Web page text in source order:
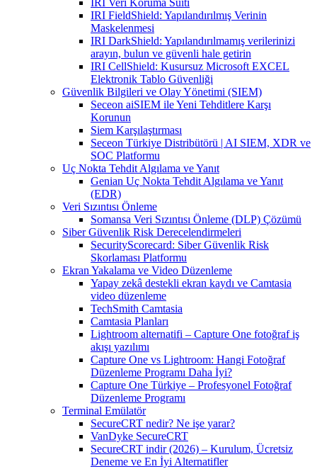
IRI Veri Koruma Süiti
IRI FieldShield: Yapılandırılmış Verinin
Maskelenmesi
IRI DarkShield: Yapılandırılmamış verilerinizi
arayın, bulun ve güvenli hale getirin
IRI CellShield: Kusursuz Microsoft EXCEL
Elektronik Tablo Güvenliği
Güvenlik Bilgileri ve Olay Yönetimi (SIEM)
Seceon aiSIEM ile Yeni Tehditlere Karşı
Korunun
Siem Karşılaştırması
Seceon Türkiye Distribütörü | AI SIEM, XDR ve
SOC Platformu
Uç Nokta Tehdit Algılama ve Yanıt
Genian Uç Nokta Tehdit Algılama ve Yanıt
(EDR)
Veri Sızıntısı Önleme
Somansa Veri Sızıntısı Önleme (DLP) Çözümü
Siber Güvenlik Risk Derecelendirmeleri
SecurityScorecard: Siber Güvenlik Risk
Skorlaması Platformu
Ekran Yakalama ve Video Düzenleme
Yapay zekâ destekli ekran kaydı ve Camtasia
video düzenleme
TechSmith Camtasia
Camtasia Planları
Lightroom alternatifi – Capture One fotoğraf iş
akışı yazılımı
Capture One vs Lightroom: Hangi Fotoğraf
Düzenleme Programı Daha İyi?
Capture One Türkiye – Profesyonel Fotoğraf
Düzenleme Programı
Terminal Emülatör
SecureCRT nedir? Ne işe yarar?
VanDyke SecureCRT
SecureCRT indir (2026) – Kurulum, Ücretsiz
Deneme ve En İyi Alternatifler